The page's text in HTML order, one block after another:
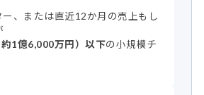
、または直近12か月の売上もし
1億6,000万円）以下の小規模チ